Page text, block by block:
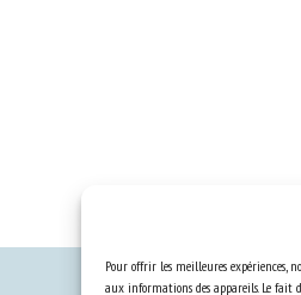
Pour offrir les meilleures expériences,
aux informations des appareils. Le fait